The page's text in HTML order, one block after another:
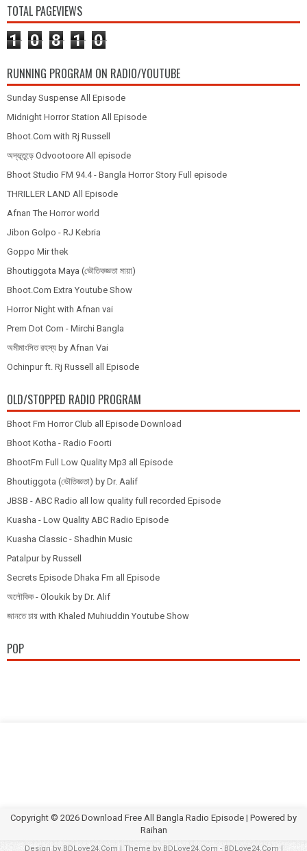
TOTAL PAGEVIEWS
1 0 8 1 0
RUNNING PROGRAM ON RADIO/YOUTUBE
Sunday Suspense All Episode
Midnight Horror Station All Episode
Bhoot.Com with Rj Russell
অদ্ভূতুড়ে Odvootoore All episode
Bhoot Studio FM 94.4 - Bangla Horror Story Full episode
THRILLER LAND All Episode
Afnan The Horror world
Jibon Golpo - RJ Kebria
Goppo Mir thek
Bhoutiggota Maya (ভৌতিকজ্ঞতা মায়া)
Bhoot.Com Extra Youtube Show
Horror Night with Afnan vai
Prem Dot Com - Mirchi Bangla
অমীমাংসিত রহস্য by Afnan Vai
Ochinpur ft. Rj Russell all Episode
OLD/STOPPED RADIO PROGRAM
Bhoot Fm Horror Club all Episode Download
Bhoot Kotha - Radio Foorti
BhootFm Full Low Quality Mp3 all Episode
Bhoutiggota (ভৌতিজ্ঞতা) by Dr. Aalif
JBSB - ABC Radio all low quality full recorded Episode
Kuasha - Low Quality ABC Radio Episode
Kuasha Classic - Shadhin Music
Patalpur by Russell
Secrets Episode Dhaka Fm all Episode
অলৌকিক - Oloukik by Dr. Alif
জানতে চায় with Khaled Muhiuddin Youtube Show
POP
Copyright © 2026 Download Free All Bangla Radio Episode | Powered by
Raihan
Design by BDLove24.Com | Theme by BDLove24.Com - BDLove24.Com |